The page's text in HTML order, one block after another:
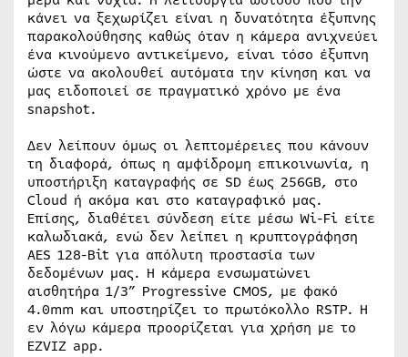
κάνει να ξεχωρίζει είναι η δυνατότητα έξυπνης
παρακολούθησης καθώς όταν η κάμερα ανιχνεύει
ένα κινούμενο αντικείμενο, είναι τόσο έξυπνη
ώστε να ακολουθεί αυτόματα την κίνηση και να
μας ειδοποιεί σε πραγματικό χρόνο με ένα
snapshot.
Δεν λείπουν όμως οι λεπτομέρειες που κάνουν
τη διαφορά, όπως η αμφίδρομη επικοινωνία, η
υποστήριξη καταγραφής σε SD έως 256GB, στο
Cloud ή ακόμα και στο καταγραφικό μας.
Επίσης, διαθέτει σύνδεση είτε μέσω Wi-Fi είτε
καλωδιακά, ενώ δεν λείπει η κρυπτογράφηση
AES 128-Bit για απόλυτη προστασία των
δεδομένων μας. Η κάμερα ενσωματώνει
αισθητήρα 1/3” Progressive CMOS, με φακό
4.0mm και υποστηρίζει το πρωτόκολλο RSTP. Η
εν λόγω κάμερα προορίζεται για χρήση με το
EZVIZ app.